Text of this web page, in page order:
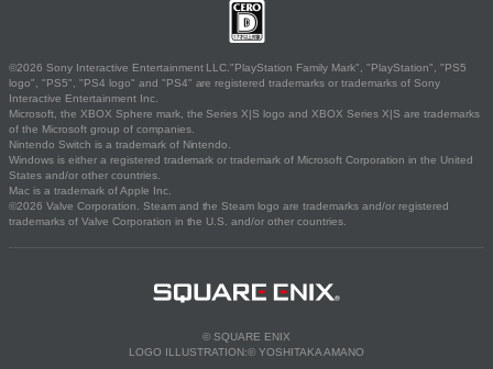
©2026 Sony Interactive Entertainment LLC."PlayStation Family Mark", "PlayStation", "PS5
logo", "PS5", "PS4 logo" and "PS4" are registered trademarks or trademarks of Sony
Interactive Entertainment Inc.
Microsoft, the XBOX Sphere mark, the Series X|S logo and XBOX Series X|S are trademarks
of the Microsoft group of companies.
Nintendo Switch is a trademark of Nintendo.
Windows is either a registered trademark or trademark of Microsoft Corporation in the United
States and/or other countries.
Mac is a trademark of Apple Inc.
©2026 Valve Corporation. Steam and the Steam logo are trademarks and/or registered
trademarks of Valve Corporation in the U.S. and/or other countries.
© SQUARE ENIX
LOGO ILLUSTRATION:© YOSHITAKA AMANO